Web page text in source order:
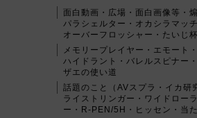
面白動画・広場・面白画像等・
パラシェルター・オカシラマッ
オーバーフロッシャー・たいじ杯
メモリープレイヤー・エモート
ハイドラント・バレルスピナー
ザエの使い道
話題のこと（AVスプラ・イカ研
ライストリンガー・ワイドロー
ー・R-PEN/5H・ヒッセン・当